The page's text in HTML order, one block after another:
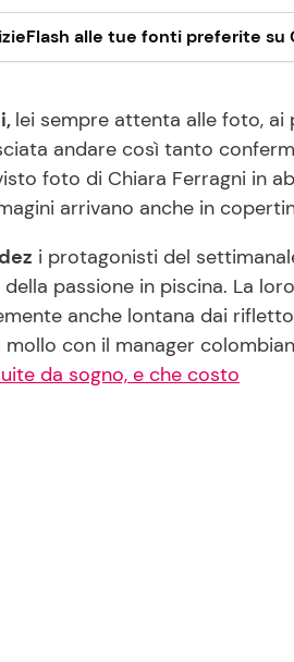
alle tue fonti preferite su
lei sempre attenta alle foto, ai
andare così tanto
foto di Chiara Ferragni in
arrivano anche in
i protagonisti del
passione in piscina. La
anche lontana dai
mollo con il manager
da sogno, e che costo